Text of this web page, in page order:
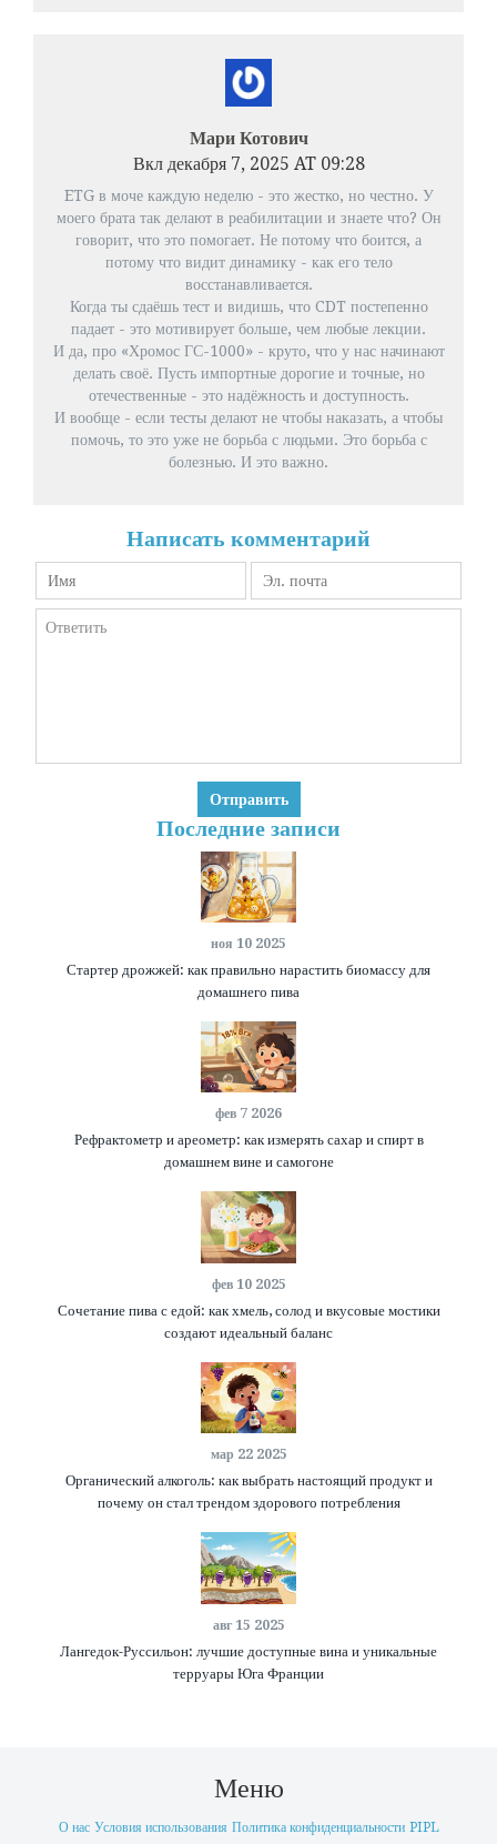
Мари Котович
Вкл декабря 7, 2025 AT 09:28
ETG в моче каждую неделю - это жестко, но честно. У
моего брата так делают в реабилитации и знаете что? Он
говорит, что это помогает. Не потому что боится, а
потому что видит динамику - как его тело
восстанавливается.
Когда ты сдаёшь тест и видишь, что CDT постепенно
падает - это мотивирует больше, чем любые лекции.
И да, про «Хромос ГС-1000» - круто, что у нас начинают
делать своё. Пусть импортные дорогие и точные, но
отечественные - это надёжность и доступность.
И вообще - если тесты делают не чтобы наказать, а чтобы
помочь, то это уже не борьба с людьми. Это борьба с
болезнью. И это важно.
Написать комментарий
Последние записи
ноя 10 2025
Стартер дрожжей: как правильно нарастить биомассу для
домашнего пива
фев 7 2026
Рефрактометр и ареометр: как измерять сахар и спирт в
домашнем вине и самогоне
фев 10 2025
Сочетание пива с едой: как хмель, солод и вкусовые мостики
создают идеальный баланс
мар 22 2025
Органический алкоголь: как выбрать настоящий продукт и
почему он стал трендом здорового потребления
авг 15 2025
Лангедок-Руссильон: лучшие доступные вина и уникальные
терруары Юга Франции
Меню
О нас Условия использования Политика конфиденциальности PIPL